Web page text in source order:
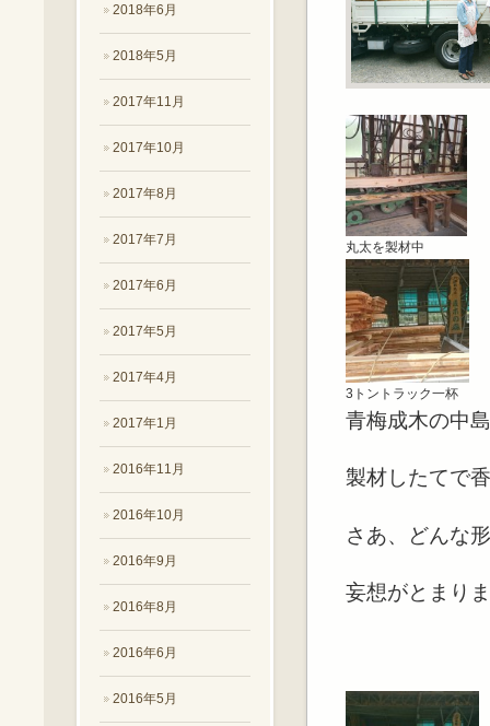
2018年6月
2018年5月
2017年11月
2017年10月
2017年8月
2017年7月
2017年6月
2017年5月
2017年4月
2017年1月
2016年11月
2016年10月
2016年9月
2016年8月
2016年6月
2016年5月
丸太を製材中
3トントラック一杯
青梅成木の中
製材したてで
さあ、どんな
妄想がとまり